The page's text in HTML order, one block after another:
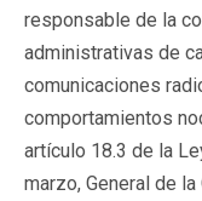
responsable de la
administrativas de
comunicaciones
comportamientos
artículo 18.3 de la
marzo, General de